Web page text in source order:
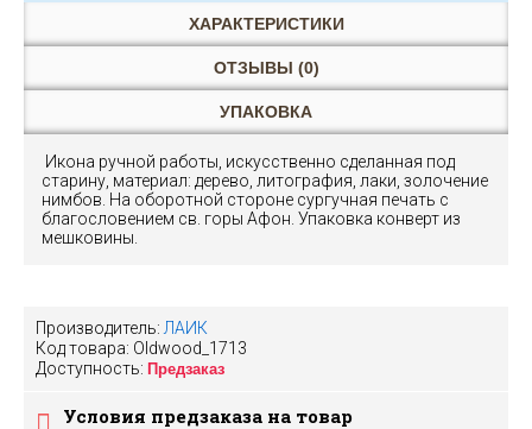
ХАРАКТЕРИСТИКИ
ОТЗЫВЫ (0)
УПАКОВКА
Икона ручной работы, искусственно сделанная под
старину, материал: дерево, литография, лаки, золочение
нимбов. На оборотной стороне сургучная печать с
благословением св. горы Афон. Упаковка конверт из
мешковины.
Производитель: ЛАИК
Код товара: Oldwood_1713
Доступность: Предзаказ
Условия предзаказа на товар